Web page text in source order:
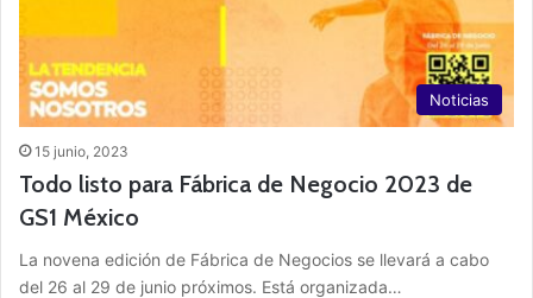
Noticias
15 junio, 2023
Todo listo para Fábrica de Negocio 2023 de
GS1 México
La novena edición de Fábrica de Negocios se llevará a cabo
del 26 al 29 de junio próximos. Está organizada…